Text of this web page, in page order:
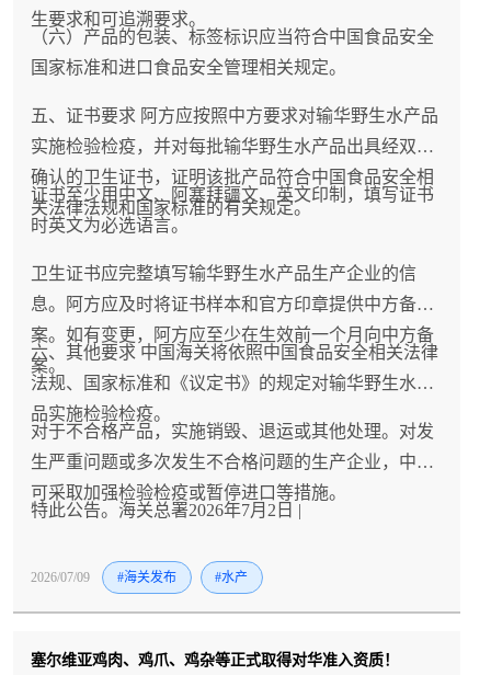
生要求和可追溯要求。
（六）产品的包装、标签标识应当符合中国食品安全
国家标准和进口食品安全管理相关规定。
五、证书要求 阿方应按照中方要求对输华野生水产品
实施检验检疫，并对每批输华野生水产品出具经双方
确认的卫生证书，证明该批产品符合中国食品安全相
关法律法规和国家标准的有关规定。
证书至少用中文、阿塞拜疆文、英文印制，填写证书
时英文为必选语言。
卫生证书应完整填写输华野生水产品生产企业的信
息。阿方应及时将证书样本和官方印章提供中方备
案。如有变更，阿方应至少在生效前一个月向中方备
案。
六、其他要求 中国海关将依照中国食品安全相关法律
法规、国家标准和《议定书》的规定对输华野生水产
品实施检验检疫。
对于不合格产品，实施销毁、退运或其他处理。对发
生严重问题或多次发生不合格问题的生产企业，中方
可采取加强检验检疫或暂停进口等措施。
特此公告。海关总署2026年7月2日 |
2026/07/09 #海关发布 #水产
塞尔维亚鸡肉、鸡爪、鸡杂等正式取得对华准入资质！